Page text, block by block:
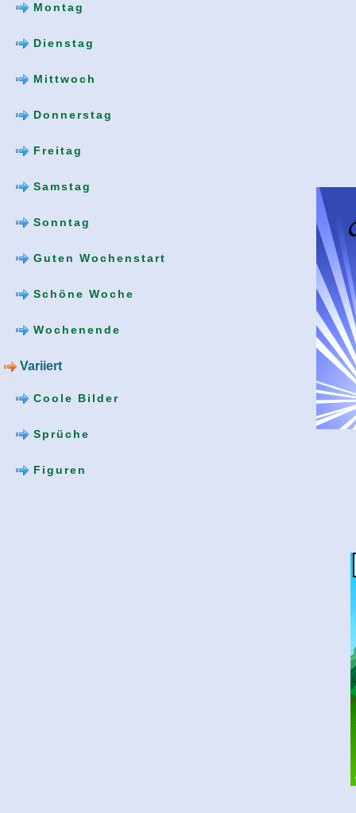
Montag
Dienstag
Mittwoch
Donnerstag
Freitag
Samstag
Sonntag
Guten Wochenstart
Schöne Woche
Wochenende
Variiert
Coole Bilder
Sprüche
Figuren